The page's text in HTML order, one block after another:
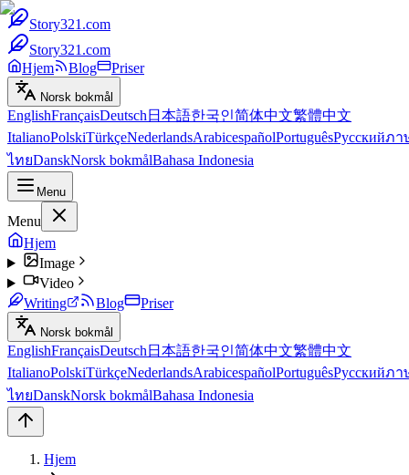
Story321.com
Story321.com
Hjem
Blog Priser
Norsk bokmål
EnglishFrançaisDeutsch 日本語한국인简体中文繁體中文
ItalianoPolskiTürkçeNederlandsArabicespañolPortuguêsРусскийภา
ไทยDanskNorsk bokmålBahasa Indonesia
Menu
Menu
Hjem
Image
Video
Writing
Blog Priser
Norsk bokmål
EnglishFrançaisDeutsch 日本語한국인简体中文繁體中文
ItalianoPolskiTürkçeNederlandsArabicespañolPortuguêsРусскийภา
ไทยDanskNorsk bokmålBahasa Indonesia
Hjem